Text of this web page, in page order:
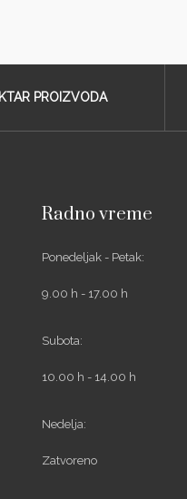
PROIZVODA
Radno vreme
Ponedeljak - Petak:
9.00 h - 17.00 h
Subota:
10.00 h - 14.00 h
Nedelja:
Zatvoreno